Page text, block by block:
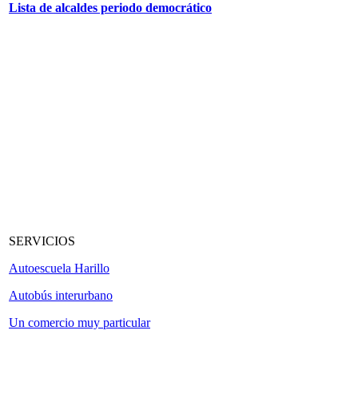
Lista de alcaldes periodo democrático
SERVICIOS
Autoescuela Harillo
Autobús interurbano
Un comercio muy particular